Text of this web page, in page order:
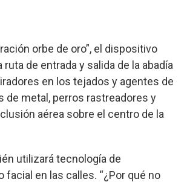
orbe de oro”, el dispositivo
ruta de entrada y salida de la abadía
en los tejados y agentes de
de metal, perros rastreadores y
aérea sobre el centro de la
utilizará tecnología de
facial en las calles. “¿Por qué no